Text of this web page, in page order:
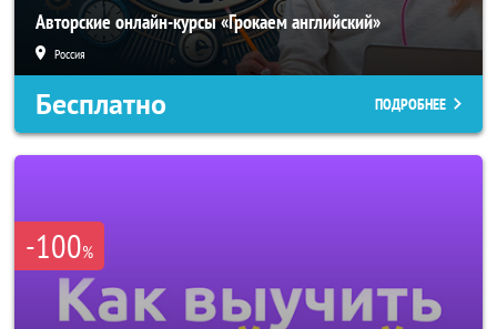
Авторские онлайн-курсы «Грокаем английский»
Россия
Бесплатно ПОДРОБНЕЕ
-100%